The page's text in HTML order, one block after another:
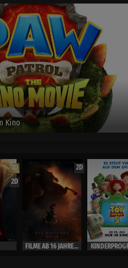
You,Me & Italy
Ab 06.August
3D
2D
2D
FILME AB 16 JAHRE ( Ausweis)